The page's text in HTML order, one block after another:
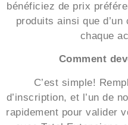
produits ainsi que
chaque
Comment
C’est simple!
d’inscription, et l’un de
rapidement pour valider
avec Total Extensions